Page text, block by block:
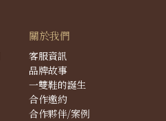
關於我們
客服資訊
品牌故事
一雙鞋的誕生
合作邀約
合作夥伴/案例